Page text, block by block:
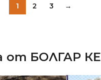
1 2 3 →
от БОЛГАР